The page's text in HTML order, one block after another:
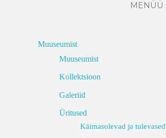
MENÜÜ
Muuseumist
Muuseumist
Kollektsioon
Galeriid
Üritused
Käimasolevad ja tulevased